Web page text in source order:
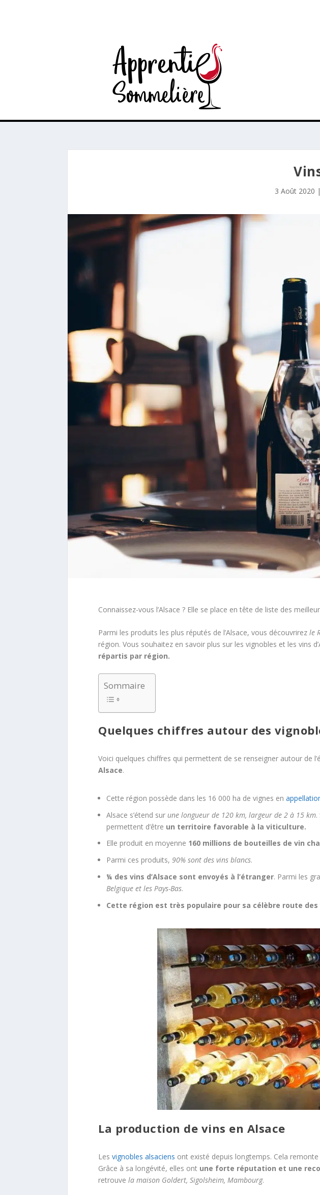
3 Août 2020 |
Connaissez-vous l’Alsace ? Elle se place en tête de liste des
Parmi les produits les plus réputés de l’Alsace, vous découvrirez le
région. Vous souhaitez en savoir plus sur les vignobles et les vins
répartis par région.
Sommaire
Quelques chiffres autour des
Voici quelques chiffres qui permettent de se renseigner autour de
Alsace.
Cette région possède dans les 16 000 ha de vignes en
Alsace s’étend sur une longueur de 120 km, largeur de 2 à 15 km.
permettent d’être un territoire favorable à la viticulture.
Elle produit en moyenne 160 millions de bouteilles de vin
Parmi ces produits, 90% sont des vins blancs.
¼ des vins d’Alsace sont envoyés à l’étranger. Parmi les
Belgique et les Pays-Bas.
Cette région est très populaire pour sa célèbre route des
La production de vins en Alsace
Les vignobles alsaciens ont existé depuis longtemps. Cela
Grâce à sa longévité, elles ont une forte réputation et une
retrouve la maison Goldert, Sigolsheim, Mambourg.